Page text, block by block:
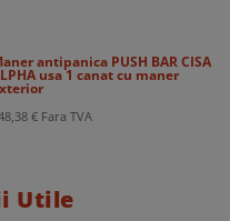
antipanica PUSH BAR CISA
usa 1 canat cu maner
€ Fara TVA
Utile